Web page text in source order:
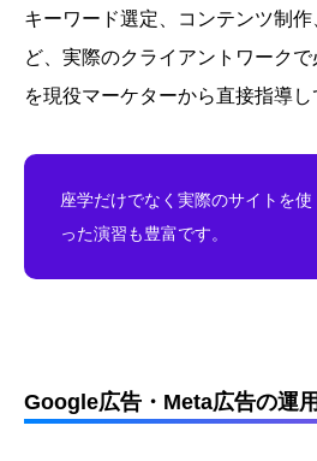
キーワード選定、コンテンツ制
ど、実際のクライアントワーク
を現役マーケターから直接指導し
座学だけでなく実際のサイトを使
った演習も豊富です。
Google広告・Meta広告の運